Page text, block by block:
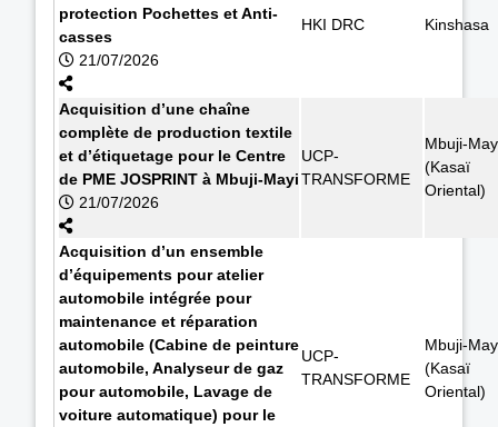
protection Pochettes et Anti-
casses
21/07/2026
HKI DRC Kinshasa
Acquisition d’une chaîne
complète de production textile
et d’étiquetage pour le Centre
de PME JOSPRINT à Mbuji-Mayi
21/07/2026
UCP-
TRANSFORME
Mbuji-
(Kasaï
Oriental)
Acquisition d’un ensemble
d’équipements pour atelier
automobile intégrée pour
maintenance et réparation
automobile (Cabine de peinture
automobile, Analyseur de gaz
pour automobile, Lavage de
voiture automatique) pour le
UCP-
TRANSFORME
Mbuji-
(Kasaï
Oriental)